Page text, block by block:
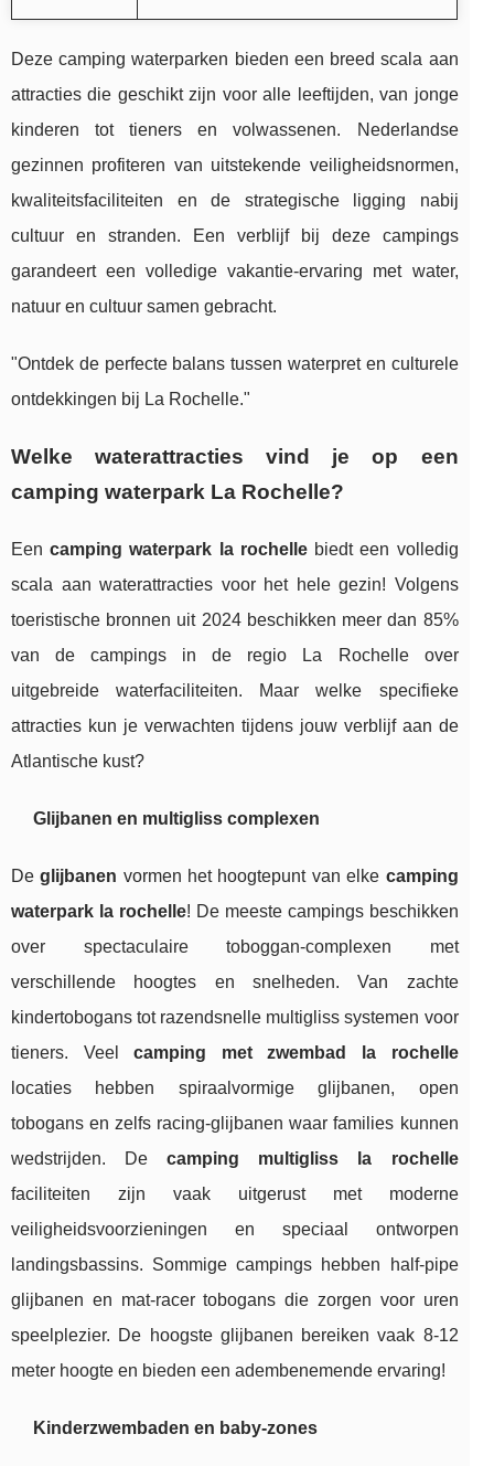
Deze camping waterparken bieden een breed scala aan
attracties die geschikt zijn voor alle leeftijden, van jonge
kinderen tot tieners en volwassenen. Nederlandse
gezinnen profiteren van uitstekende veiligheidsnormen,
kwaliteitsfaciliteiten en de strategische ligging nabij
cultuur en stranden. Een verblijf bij deze campings
garandeert een volledige vakantie-ervaring met water,
natuur en cultuur samen gebracht.
"Ontdek de perfecte balans tussen waterpret en culturele
ontdekkingen bij La Rochelle."
Welke waterattracties vind je op een
camping waterpark La Rochelle?
Eencamping waterpark la rochellebiedt een volledig
scala aan waterattracties voor het hele gezin! Volgens
toeristische bronnen uit 2024 beschikken meer dan 85%
van de campings in de regio La Rochelle over
uitgebreide waterfaciliteiten. Maar welke specifieke
attracties kun je verwachten tijdens jouw verblijf aan de
Atlantische kust?
Glijbanen en multigliss complexen
Deglijbanen vormen het hoogtepunt van elke camping
waterpark la rochelle! De meeste campings beschikken
over spectaculaire toboggan-complexen met
verschillende hoogtes en snelheden. Van zachte
kindertobogans tot razendsnelle multigliss systemen voor
tieners. Veelcamping met zwembad la rochelle
locaties hebben spiraalvormige glijbanen, open
tobogans en zelfs racing-glijbanen waar families kunnen
wedstrijden. Decamping multigliss la rochelle
faciliteiten zijn vaak uitgerust met moderne
veiligheidsvoorzieningen en speciaal ontworpen
landingsbassins. Sommige campings hebben half-pipe
glijbanen en mat-racer tobogans die zorgen voor uren
speelplezier. De hoogste glijbanen bereiken vaak 8-12
meter hoogte en bieden een adembenemende ervaring!
Kinderzwembaden en baby-zones